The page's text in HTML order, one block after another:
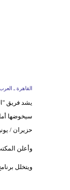
القاهرة ـ
يشد فريق
حزيران /
وأعلن
ويتخلل